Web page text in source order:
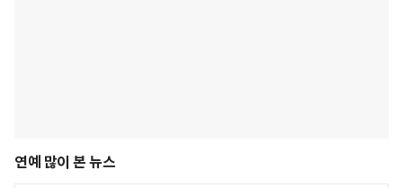
연예 많이 본 뉴스